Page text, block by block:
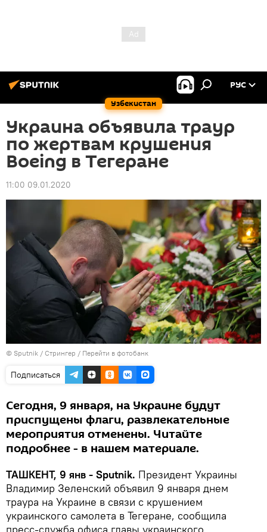
Узбекистан
РУС
Украина объявила траур
по жертвам крушения
Boeing в Тегеране
11:00 09.01.2020
© Sputnik / Стрингер / Перейти в фотобанк
Подписаться
Сегодня, 9 января, на Украине будут
приспущены флаги, развлекательные
мероприятия отменены. Читайте
подробнее - в нашем материале.
ТАШКЕНТ, 9 янв - Sputnik. Президент Украины
Владимир Зеленский объявил 9 января днем
траура на Украине в связи с крушением
украинского самолета в Тегеране, сообщила
пресс-служба офиса главы украинского